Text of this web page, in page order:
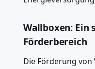
Wallboxen: Ein
Förderbereich
Die Förderung von